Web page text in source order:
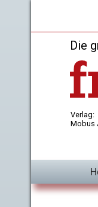
Die
Verlag:
Mobus